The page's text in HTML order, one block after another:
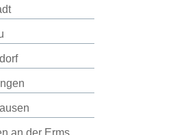
an der Erms